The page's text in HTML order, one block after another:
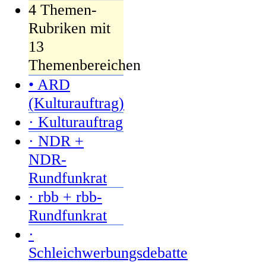
4 Themen-
Rubriken mit
13
Themenbereichen
• ARD
(Kulturauftrag)
· Kulturauftrag
· NDR +
NDR-
Rundfunkrat
· rbb + rbb-
Rundfunkrat
·
Schleichwerbungsdebatte